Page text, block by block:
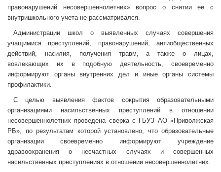
правонарушений несовершеннолетних» вопрос о снятии ее с
внутришкольного учета не рассматривался.
Администрации школ о выявленных случаях совершения
учащимися преступлений, правонарушений, антиобщественных
действий, насилия, получения травм, а также о лицах,
вовлекающих их в подобную деятельность, своевременно
информируют органы внутренних дел и иные органы системы
профилактики.
С целью выявления фактов сокрытия образовательными
организациями насильственных преступлений в отношении
несовершеннолетних проведена сверка с ГБУЗ АО «Приволжская
РБ», по результатам которой установлено, что образовательные
организации своевременно информируют учреждение
здравоохранения о несчастных случаях и совершенных
насильственных преступлениях в отношении несовершеннолетних.